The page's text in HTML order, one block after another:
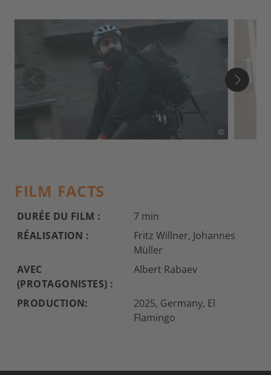
©
FILM FACTS
DURÉE DU FILM :
7 min
RÉALISATION :
Fritz Willner, Johannes
Müller
AVEC
(PROTAGONISTES) :
Albert Rabaev
PRODUCTION:
2025, Germany, El
Flamingo